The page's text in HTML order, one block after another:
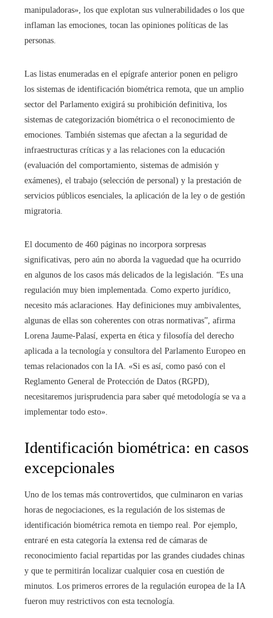
manipuladoras», los que explotan sus vulnerabilidades o los que
inflaman las emociones, tocan las opiniones políticas de las
personas.
Las listas enumeradas en el epígrafe anterior ponen en peligro
los sistemas de identificación biométrica remota, que un amplio
sector del Parlamento exigirá su prohibición definitiva, los
sistemas de categorización biométrica o el reconocimiento de
emociones. También sistemas que afectan a la seguridad de
infraestructuras críticas y a las relaciones con la educación
(evaluación del comportamiento, sistemas de admisión y
exámenes), el trabajo (selección de personal) y la prestación de
servicios públicos esenciales, la aplicación de la ley o de gestión
migratoria.
El documento de 460 páginas no incorpora sorpresas
significativas, pero aún no aborda la vaguedad que ha ocurrido
en algunos de los casos más delicados de la legislación. “Es una
regulación muy bien implementada. Como experto jurídico,
necesito más aclaraciones. Hay definiciones muy ambivalentes,
algunas de ellas son coherentes con otras normativas”, afirma
Lorena Jaume-Palasí, experta en ética y filosofía del derecho
aplicada a la tecnología y consultora del Parlamento Europeo en
temas relacionados con la IA. «Si es así, como pasó con el
Reglamento General de Protección de Datos (RGPD),
necesitaremos jurisprudencia para saber qué metodología se va a
implementar todo esto».
Identificación biométrica: en casos
excepcionales
Uno de los temas más controvertidos, que culminaron en varias
horas de negociaciones, es la regulación de los sistemas de
identificación biométrica remota en tiempo real. Por ejemplo,
entraré en esta categoría la extensa red de cámaras de
reconocimiento facial repartidas por las grandes ciudades chinas
y que te permitirán localizar cualquier cosa en cuestión de
minutos. Los primeros errores de la regulación europea de la IA
fueron muy restrictivos con esta tecnología.